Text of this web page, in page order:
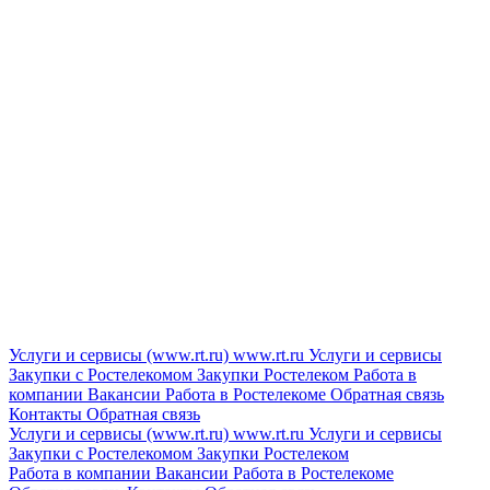
Услуги и сервисы (www.rt.ru) www.rt.ru Услуги и сервисы
Закупки с Ростелекомом Закупки Ростелеком Работа в
компании Вакансии Работа в Ростелекоме Обратная связь
Контакты Обратная связь
Услуги и сервисы (www.rt.ru) www.rt.ru Услуги и сервисы
Закупки с Ростелекомом Закупки Ростелеком
Работа в компании Вакансии Работа в Ростелекоме